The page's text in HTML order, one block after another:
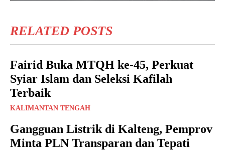
RELATED POSTS
Fairid Buka MTQH ke-45, Perkuat
Syiar Islam dan Seleksi Kafilah
Terbaik
KALIMANTAN TENGAH
Gangguan Listrik di Kalteng, Pemprov
Minta PLN Transparan dan Tepati